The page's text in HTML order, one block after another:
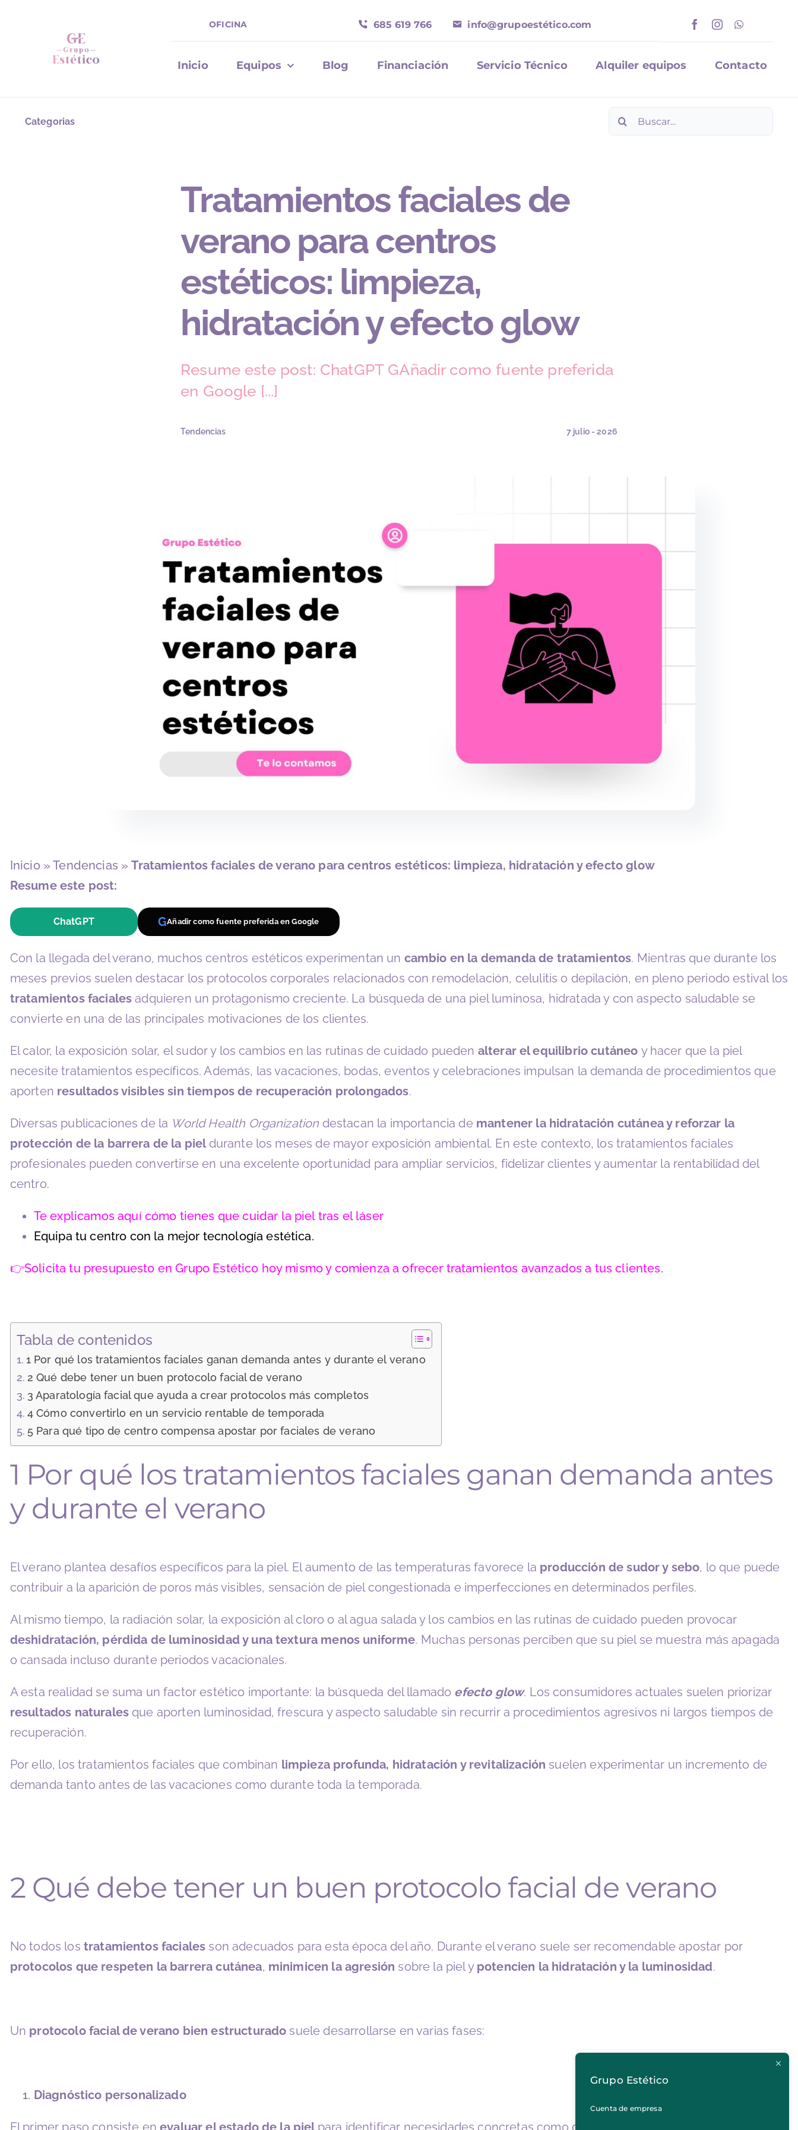
contenido
OFICINA 685 619 766 info@grupoestético.com
Inicio Equipos Blog Financiación Servicio Técnico Alquiler equipos Contacto
Categorias Buscar:
Tratamientos faciales de
verano para centros
estéticos: limpieza,
hidratación y efecto glow
Resume este post: ChatGPT GAñadir como fuente preferida
en Google [...]
Tendencias 7 julio - 2026
Inicio»Tendencias »Tratamientos faciales de verano para centros estéticos: limpieza, hidratación y efecto glow
Resume este post:
ChatGPT GAñadir como fuente preferida en Google
Con la llegada del verano, muchos centros estéticos experimentan un cambio en la demanda de tratamientos. Mientras que durante los
meses previos suelen destacar los protocolos corporales relacionados con remodelación, celulitis o depilación, en pleno periodo estival los
tratamientos faciales adquieren un protagonismo creciente. La búsqueda de una piel luminosa, hidratada y con aspecto saludable se
convierte en una de las principales motivaciones de los clientes.
El calor, la exposición solar, el sudor y los cambios en las rutinas de cuidado pueden alterar el equilibrio cutáneo y hacer que la piel
necesite tratamientos específicos. Además, las vacaciones, bodas, eventos y celebraciones impulsan la demanda de procedimientos que
aporten resultados visibles sin tiempos de recuperación prolongados.
Diversas publicaciones de la World Health Organization destacan la importancia de mantener la hidratación cutánea y reforzar la
protección de la barrera de la pieldurante los meses de mayor exposición ambiental. En este contexto, los tratamientos faciales
profesionales pueden convertirse en una excelente oportunidad para ampliar servicios, fidelizar clientes y aumentar la rentabilidad del
centro.
Te explicamos aquí cómo tienes que cuidar la piel tras el láser
Equipa tu centro con la mejor tecnología estética.
👉Solicita tu presupuesto en Grupo Estético hoy mismo y comienza a ofrecer tratamientos avanzados a tus clientes.
Tabla de contenidos
1 Por qué los tratamientos faciales ganan demanda antes y durante el verano
2 Qué debe tener un buen protocolo facial de verano
3 Aparatología facial que ayuda a crear protocolos más completos
4 Cómo convertirlo en un servicio rentable de temporada
5 Para qué tipo de centro compensa apostar por faciales de verano
1 Por qué los tratamientos faciales ganan demanda antes
y durante el verano
El verano plantea desafíos específicos para la piel. El aumento de las temperaturas favorece la producción de sudor y sebo, lo que puede
contribuir a la aparición de poros más visibles, sensación de piel congestionada e imperfecciones en determinados perfiles.
Al mismo tiempo, la radiación solar, la exposición al cloro o al agua salada y los cambios en las rutinas de cuidado pueden provocar
deshidratación, pérdida de luminosidad y una textura menos uniforme. Muchas personas perciben que su piel se muestra más apagada
o cansada incluso durante periodos vacacionales.
A esta realidad se suma un factor estético importante: la búsqueda del llamado efecto glow. Los consumidores actuales suelen priorizar
resultados naturales que aporten luminosidad, frescura y aspecto saludable sin recurrir a procedimientos agresivos ni largos tiempos de
recuperación.
Por ello, los tratamientos faciales que combinan limpieza profunda, hidratación y revitalización suelen experimentar un incremento de
demanda tanto antes de las vacaciones como durante toda la temporada.
2 Qué debe tener un buen protocolo facial de verano
No todos los tratamientos faciales son adecuados para esta época del año. Durante el verano suele ser recomendable apostar por
protocolos que respeten la barrera cutánea, minimicen la agresión sobre la piel y potencien la hidratación y la luminosidad.
Un protocolo facial de verano bien estructurado suele desarrollarse en varias fases:
Diagnóstico personalizado
El primer paso consiste en evaluar el estado de la piel para identificar necesidades concretas como deshidratación, exceso de grasa,
Grupo Estético
Cuenta de empresa